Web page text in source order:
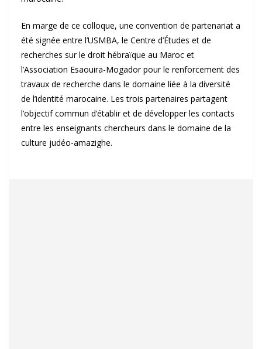
En marge de ce colloque, une convention de partenariat a
été signée entre l’USMBA, le Centre d’Études et de
recherches sur le droit hébraïque au Maroc et
l’Association Esaouira-Mogador pour le renforcement des
travaux de recherche dans le domaine liée à la diversité
de l’identité marocaine. Les trois partenaires partagent
l’objectif commun d’établir et de développer les contacts
entre les enseignants chercheurs dans le domaine de la
culture judéo-amazighe.